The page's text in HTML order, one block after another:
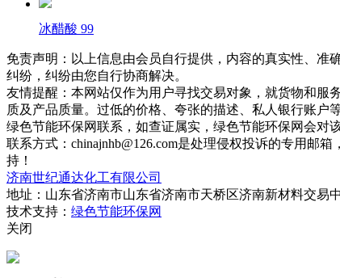
冰醋酸 99
免责声明：以上信息由会员自行提供，内容的真实性、
纠纷，纠纷由您自行协商解决。
友情提醒：本网站仅作为用户寻找交易对象，就货物和服
质及产品质量。过低的价格、夸张的描述、私人银行账
绿色节能环保网联系，如查证属实，绿色节能环保网会对
联系方式：chinajnhb@126.com是处理侵权投诉的专用邮
持！
济南世纪通达化工有限公司
地址：山东省济南市山东省济南市天桥区济南新材料交易
技术支持： 绿色节能环保网
关闭